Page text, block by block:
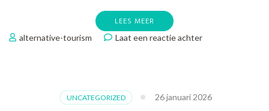
LEES MEER
alternative-tourism Laat een reactie achterop
Wielen
UNCATEGORIZED 26 januari 2026